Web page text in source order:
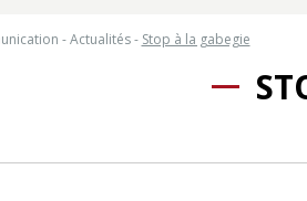
-Actualités- Stop à la gabegie